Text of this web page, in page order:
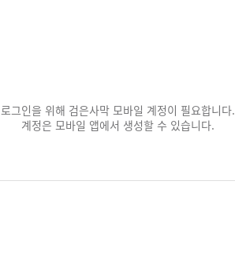
로그인을 위해 검은사막 모바일 계정이 필요합니다.
계정은 모바일 앱에서 생성할 수 있습니다.